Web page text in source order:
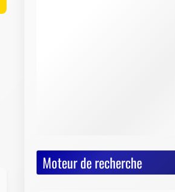
Moteur de recherche